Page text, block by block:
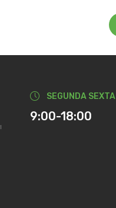
SEGUNDA SEXTA
9:00-18:00